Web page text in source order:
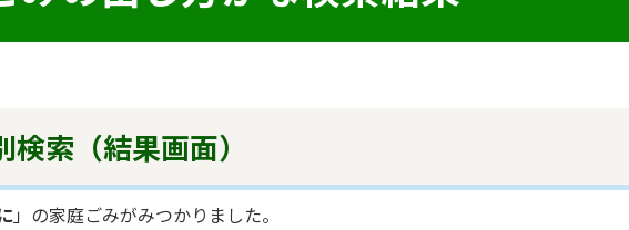
検索 （結果画面）
」の家庭ごみがみつかりました。